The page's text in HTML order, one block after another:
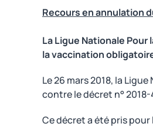
Recours en annulation
La Ligue Nationale
la vaccination
Le 26 mars 2018, la
contre le décret n°
Ce décret a été pris pour